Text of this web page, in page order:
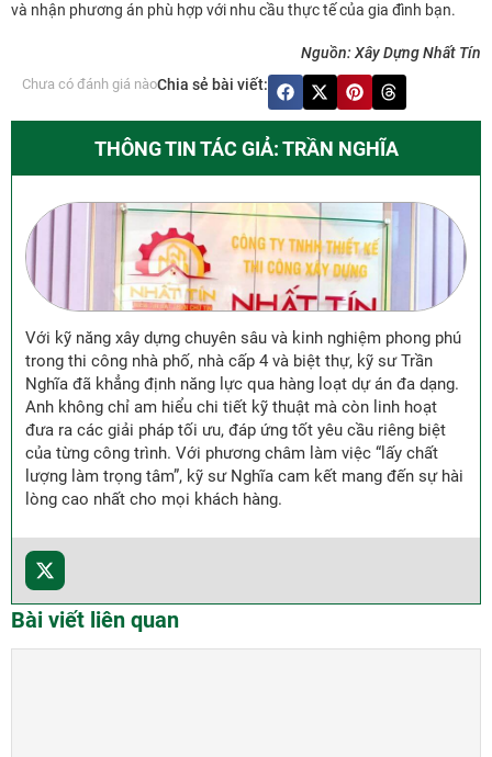
và nhận phương án phù hợp với nhu cầu thực tế của gia đình bạn.
Nguồn: Xây Dựng Nhất Tín
Chưa có đánh giá nàoChia sẻ bài viết:
THÔNG TIN TÁC GIẢ: TRẦN NGHĨA
Với kỹ năng xây dựng chuyên sâu và kinh nghiệm phong phú
trong thi công nhà phố, nhà cấp 4 và biệt thự, kỹ sư Trần
Nghĩa đã khẳng định năng lực qua hàng loạt dự án đa dạng.
Anh không chỉ am hiểu chi tiết kỹ thuật mà còn linh hoạt
đưa ra các giải pháp tối ưu, đáp ứng tốt yêu cầu riêng biệt
của từng công trình. Với phương châm làm việc “lấy chất
lượng làm trọng tâm”, kỹ sư Nghĩa cam kết mang đến sự hài
lòng cao nhất cho mọi khách hàng.
Bài viết liên quan